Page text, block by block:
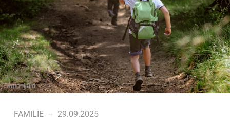
Symbolbild
FAMILIE – 29.09.2025